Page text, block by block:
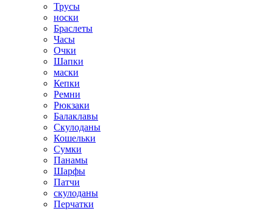
Трусы
носки
Браслеты
Часы
Очки
Шапки
маски
Кепки
Ремни
Рюкзаки
Балаклавы
Скулоданы
Кошельки
Сумки
Панамы
Шарфы
Патчи
скулоданы
Перчатки